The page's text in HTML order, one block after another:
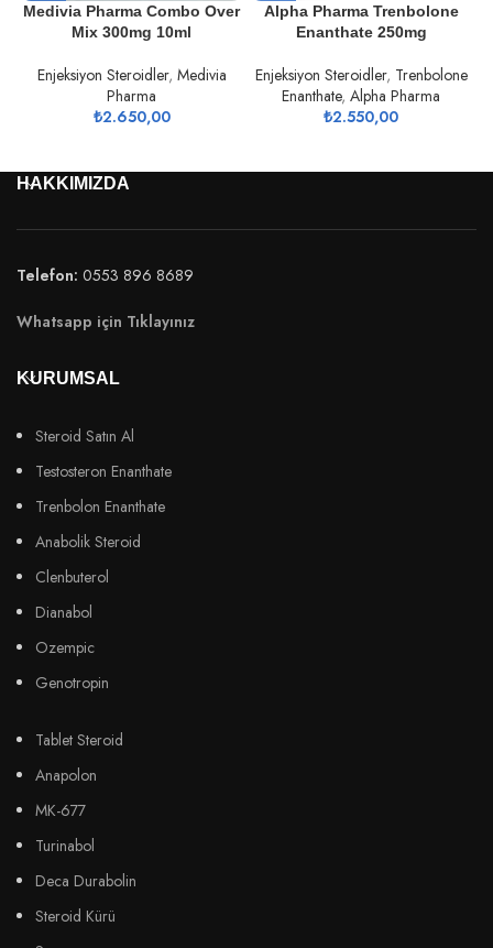
Medivia Pharma Combo Over
Mix 300mg 10ml
Enjeksiyon Steroidler, Medivia
Pharma
₺2.650,00
Alpha Pharma Trenbolone
Enanthate 250mg
Enjeksiyon Steroidler, Trenbolone
Enanthate,Alpha Pharma
₺2.550,00
HAKKIMIZDA
Telefon: 0553 896 8689
Whatsapp için Tıklayınız
KURUMSAL
Steroid Satın Al
Testosteron Enanthate
Trenbolon Enanthate
Anabolik Steroid
Clenbuterol
Dianabol
Ozempic
Genotropin
Tablet Steroid
Anapolon
MK-677
Turinabol
Deca Durabolin
Steroid Kürü